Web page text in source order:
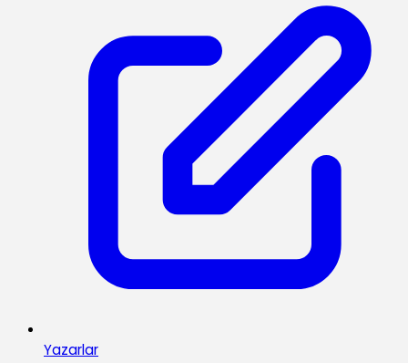
Yazarlar